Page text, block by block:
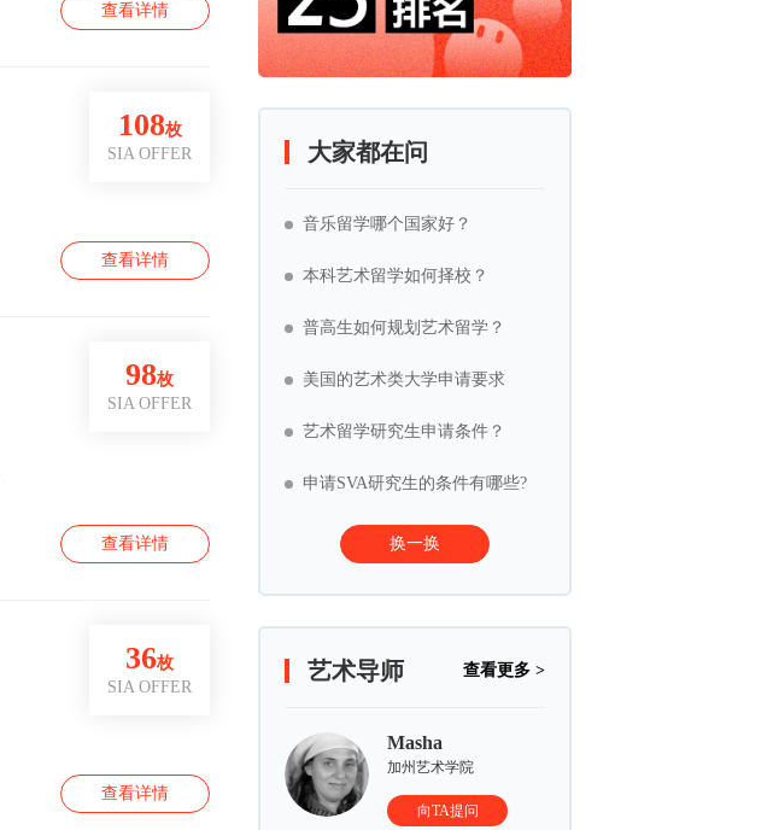
查看详情
查看详情
108枚
SIA OFFER
查看详情
98枚
SIA OFFER
查看详情
36枚
SIA OFFER
大家都在问
音乐留学哪个国家好？
本科艺术留学如何择校？
普高生如何规划艺术留学？
美国的艺术类大学申请要求
艺术留学研究生申请条件？
申请SVA研究生的条件有哪些?
换一换
查看更多 >
艺术导师
Masha
加州艺术学院
向TA提问